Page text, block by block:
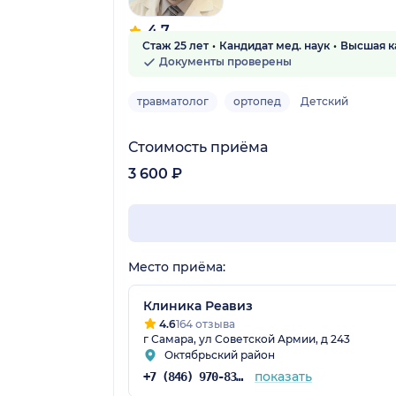
4.7
45 отзывов
Стаж 25 лет Кандидат мед. наук
Высшая
Документы проверены
травматолог ортопед Детский
Стоимость приёма
3 600 ₽
Место приёма:
Клиника Реавиз
4.6164 отзыва
г Самара, ул Советской Армии, д 243
Октябрьский район
+7 (846) 970-83-16 показать